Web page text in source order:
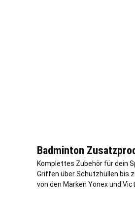
Badminton
Komplettes Zubehör für dein
Griffen über Schutzhüllen bis
von den Marken Yonex und